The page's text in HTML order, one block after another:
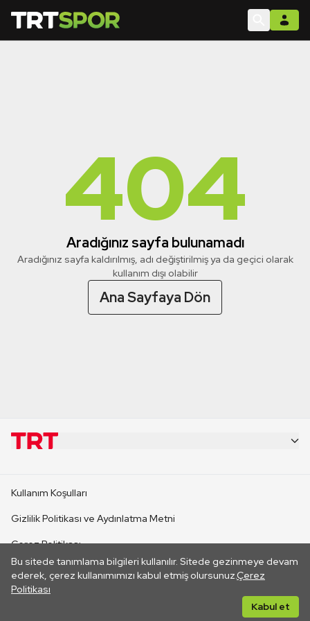
404
Aradığınız sayfa bulunamadı
Aradığınız sayfa kaldırılmış, adı değiştirilmiş ya da geçici olarak
kullanım dışı olabilir
Ana Sayfaya Dön
Bu sitede tanımlama bilgileri kullanılır. Sitede gezinmeye devam
ederek, çerez kullanımımızı kabul etmiş olursunuz.Çerez
Politikası
Kabul et
CANLI YAYINLAR
Kullanım Koşulları
Gizlilik Politikası ve Aydınlatma Metni
Çerez Politikası
İletişim
Her hakkı saklıdır. ©2026 TRT. Bağlantı yoluyla gidilen dış